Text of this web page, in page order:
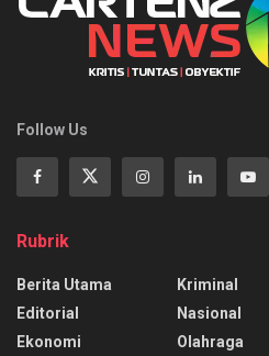
Follow Us
Rubrik
Berita Utama
Editorial
Ekonomi
Kriminal
Nasional
Olahraga